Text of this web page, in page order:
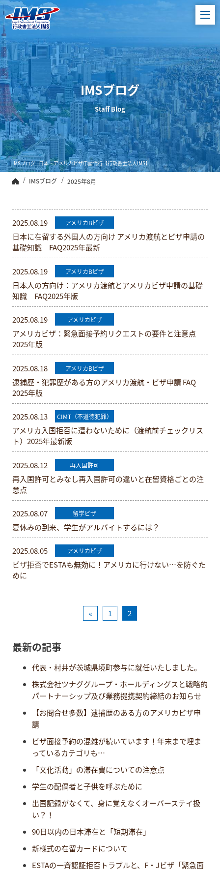
ビザ申請代行、
日本進出企業サ
ポート【行政書
士法人IMS】
IMSブログ | 日本・アメリカビザ申請代行【行政書士法人IMS】
IMSブログ
Staff Blog
IMSブログ 2025年8月
2025.08.19 アメリカBビザ
日本に在留する外国人の方向け アメリカ渡航とビザ申請の
基礎知識 FAQ2025年最新
2025.08.19 アメリカBビザ
日本人の方向け：アメリカ渡航とアメリカビザ申請の基礎
知識 FAQ2025年版
2025.08.19 アメリカビザ
アメリカビザ：緊急面接予約リクエストの要件と注意点
2025年版
2025.08.18 アメリカBビザ
逮捕歴・犯罪歴がある方のアメリカ渡航・ビザ申請 FAQ
2025年版
2025.08.13 CIMT（不道徳犯罪）
アメリカ入国拒否に遭わないために（渡航前チェックリス
ト）2025年最新版
2025.08.12 再入国許可
再入国許可とみなし再入国許可の違いと在留資格ごとの注
意点
2025.08.07 留学ビザ
夏休みの到来、学生がアルバイトするには？
2025.08.05 アメリカビザ
ビザ拒否でESTAも無効に！アメリカに行けない…を防ぐた
めに
« 1 2
最新の記事
代表・村井が茨城県境町参与に就任いたしました。
株式会社ツナググループ・ホールディングスと戦略的
パートナーシップ及び業務提携契約締結のお知らせ
【お問合せ多数】逮捕歴のある方のアメリカビザ申
請
ビザ面接予約の混雑が続いています！年末まで埋ま
っているカテゴリも…
「文化活動」の滞在費についての注意点
学生の配偶者と子供を呼ぶために
出国記録がなくて、身に覚えなくオーバーステイ扱
い？！
90日以内の日本滞在と「短期滞在」
新様式の在留カードについて
ESTAの一斉認証拒否トラブルと、F・Jビザ「緊急面